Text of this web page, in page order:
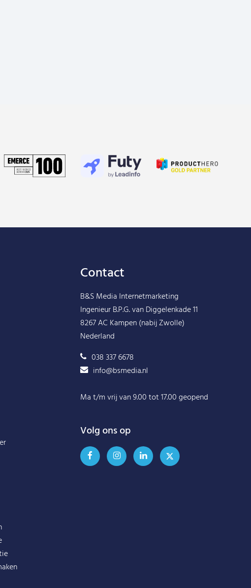
Contact
B&S Media Internetmarketing
Ingenieur B.P.G. van Diggelenkade 11
8267 AC Kampen (nabij Zwolle)
Nederland
038 337 6678
info@bsmedia.nl
Ma t/m vrij van 9.00 tot 17.00 geopend
Volg ons op